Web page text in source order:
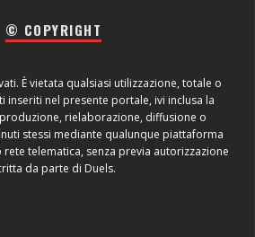
© COPYRIGHT
È vietata qualsiasi utilizzazione, totale o
inseriti nel presente portale, ivi inclusa la
rielaborazione, diffusione o
stessi mediante qualunque piattaforma
telematica, senza previa autorizzazione
da parte di Duels.